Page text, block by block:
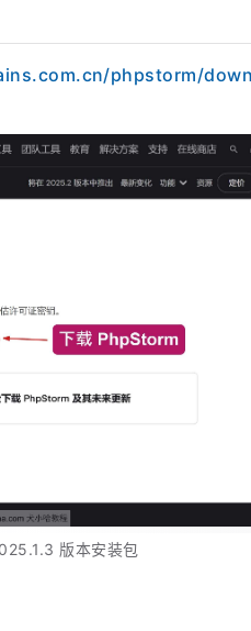
phpstorm/
版本安装包